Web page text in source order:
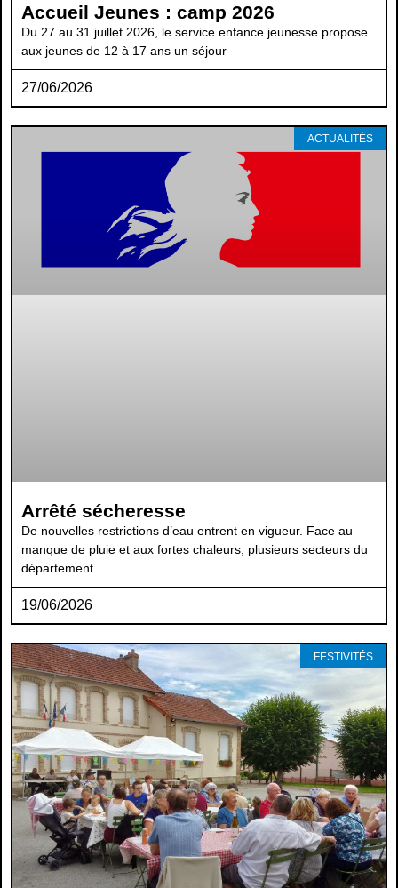
Accueil Jeunes : camp 2026
Du 27 au 31 juillet 2026, le service enfance jeunesse propose
aux jeunes de 12 à 17 ans un séjour
27/06/2026
ACTUALITÉS
Arrêté sécheresse
De nouvelles restrictions d’eau entrent en vigueur. Face au
manque de pluie et aux fortes chaleurs, plusieurs secteurs du
département
19/06/2026
FESTIVITÉS